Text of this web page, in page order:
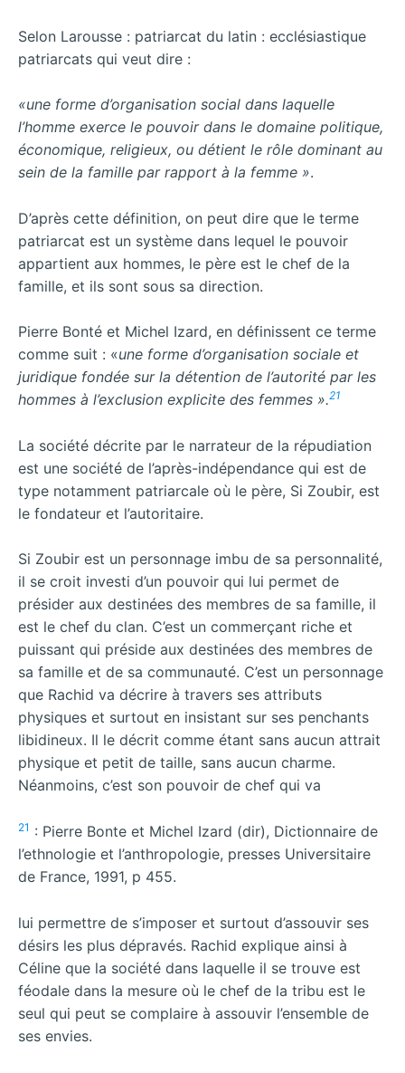
Selon Larousse : patriarcat du latin : ecclésiastique
patriarcats qui veut dire :
«une forme d’organisation social dans laquelle
l’homme exerce le pouvoir dans le domaine politique,
économique, religieux, ou détient le rôle dominant au
sein de la famille par rapport à la femme ».
D’après cette définition, on peut dire que le terme
patriarcat est un système dans lequel le pouvoir
appartient aux hommes, le père est le chef de la
famille, et ils sont sous sa direction.
Pierre Bonté et Michel Izard, en définissent ce terme
comme suit : «une forme d’organisation sociale et
juridique fondée sur la détention de l’autorité par les
hommes à l’exclusion explicite des femmes ».21
La société décrite par le narrateur de la répudiation
est une société de l’après-indépendance qui est de
type notamment patriarcale où le père, Si Zoubir, est
le fondateur et l’autoritaire.
Si Zoubir est un personnage imbu de sa personnalité,
il se croit investi d’un pouvoir qui lui permet de
présider aux destinées des membres de sa famille, il
est le chef du clan. C’est un commerçant riche et
puissant qui préside aux destinées des membres de
sa famille et de sa communauté. C’est un personnage
que Rachid va décrire à travers ses attributs
physiques et surtout en insistant sur ses penchants
libidineux. Il le décrit comme étant sans aucun attrait
physique et petit de taille, sans aucun charme.
Néanmoins, c’est son pouvoir de chef qui va
21 : Pierre Bonte et Michel Izard (dir), Dictionnaire de
l’ethnologie et l’anthropologie, presses Universitaire
de France, 1991, p 455.
lui permettre de s’imposer et surtout d’assouvir ses
désirs les plus dépravés. Rachid explique ainsi à
Céline que la société dans laquelle il se trouve est
féodale dans la mesure où le chef de la tribu est le
seul qui peut se complaire à assouvir l’ensemble de
ses envies.